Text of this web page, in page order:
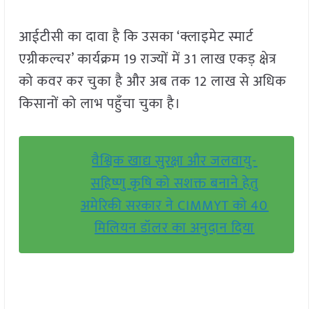
आईटीसी का दावा है कि उसका ‘क्लाइमेट स्मार्ट
एग्रीकल्चर’ कार्यक्रम 19 राज्यों में 31 लाख एकड़ क्षेत्र
को कवर कर चुका है और अब तक 12 लाख से अधिक
किसानों को लाभ पहुँचा चुका है।
वैश्विक खाद्य सुरक्षा और जलवायु-
सहिष्णु कृषि को सशक्त बनाने हेतु
अमेरिकी सरकार ने CIMMYT को 40
मिलियन डॉलर का अनुदान दिया